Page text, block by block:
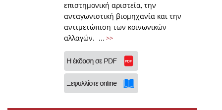
επιστημονική αριστεία, την
ανταγωνιστική βιομηχανία και την
αντιμετώπιση των κοινωνικών
αλλαγών. ... >>